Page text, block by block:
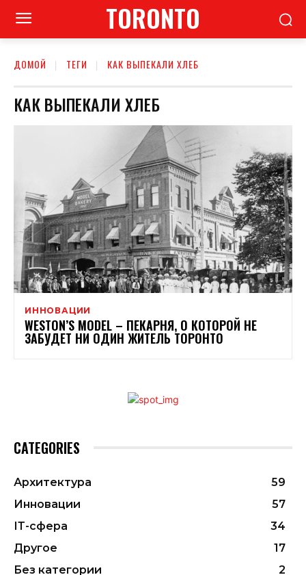
TORONTO
ДОМОЙ ТЕГИ КАК ВЫПЕКАЛИ ХЛЕБ
КАК ВЫПЕКАЛИ ХЛЕБ
ИННОВАЦИИ
WESTON’S MODEL – ПЕКАРНЯ, О КОТОРОЙ НЕ
ЗАБУДЕТ НИ ОДИН ЖИТЕЛЬ ТОРОНТО
CATEGORIES
Архитектура
59
Инновации
57
ІТ-сфера
34
Другое
17
Без категории
2